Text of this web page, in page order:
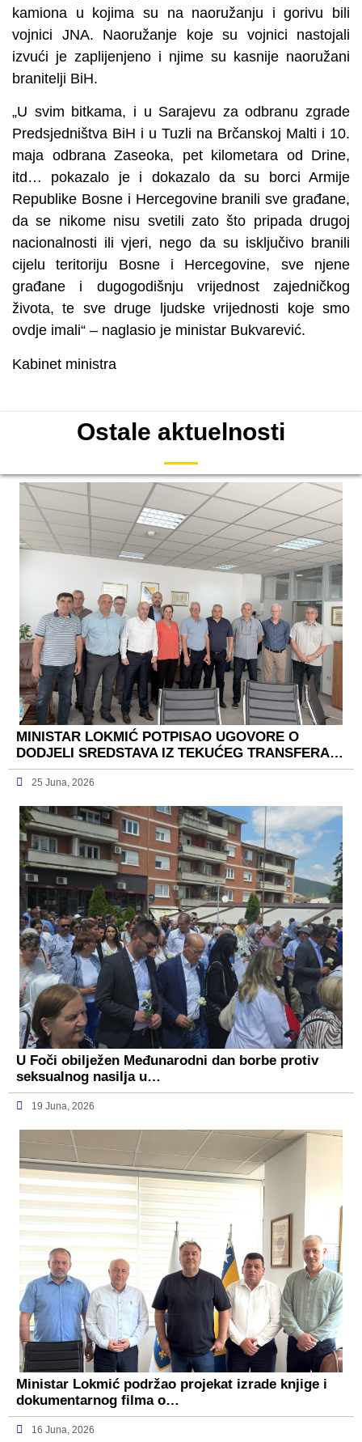
kamiona u kojima su na naoružanju i gorivu bili
vojnici JNA. Naoružanje koje su vojnici nastojali
izvući je zaplijenjeno i njime su kasnije naoružani
branitelji BiH.
„U svim bitkama, i u Sarajevu za odbranu zgrade
Predsjedništva BiH i u Tuzli na Brčanskoj Malti i 10.
maja odbrana Zaseoka, pet kilometara od Drine,
itd… pokazalo je i dokazalo da su borci Armije
Republike Bosne i Hercegovine branili sve građane,
da se nikome nisu svetili zato što pripada drugoj
nacionalnosti ili vjeri, nego da su isključivo branili
cijelu teritoriju Bosne i Hercegovine, sve njene
građane i dugogodišnju vrijednost zajedničkog
života, te sve druge ljudske vrijednosti koje smo
ovdje imali“ – naglasio je ministar Bukvarević.
Kabinet ministra
Ostale aktuelnosti
MINISTAR LOKMIĆ POTPISAO UGOVORE O
DODJELI SREDSTAVA IZ TEKUĆEG TRANSFERA…
25 Juna, 2026
U Foči obilježen Međunarodni dan borbe protiv
seksualnog nasilja u…
19 Juna, 2026
Ministar Lokmić podržao projekat izrade knjige i
dokumentarnog filma o…
16 Juna, 2026